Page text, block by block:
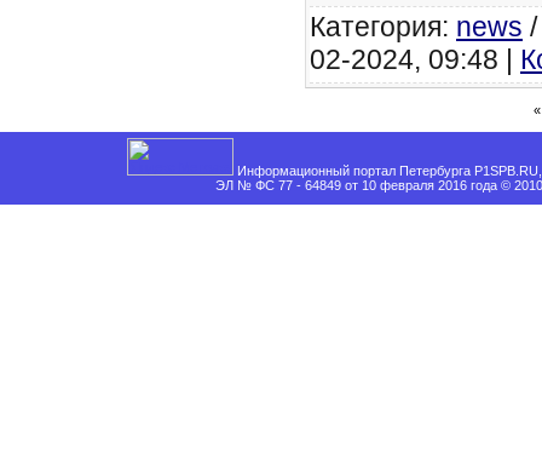
Категория: news
02-2024, 09:48 |
«
Информационный портал Петербурга
ЭЛ № ФС 77 - 64849 от 10 февраля 2016 года ©